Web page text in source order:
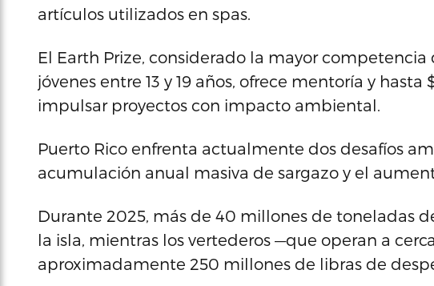
artículos utilizados en spas.
El Earth Prize, considerado la mayor
jóvenes entre 13 y 19 años, ofrece mentoría y
impulsar proyectos con impacto ambiental.
Puerto Rico enfrenta actualmente dos desafíos
acumulación anual masiva de sargazo y el
Durante 2025, más de 40 millones de toneladas
la isla, mientras los vertederos —que operan a
aproximadamente 250 millones de libras de